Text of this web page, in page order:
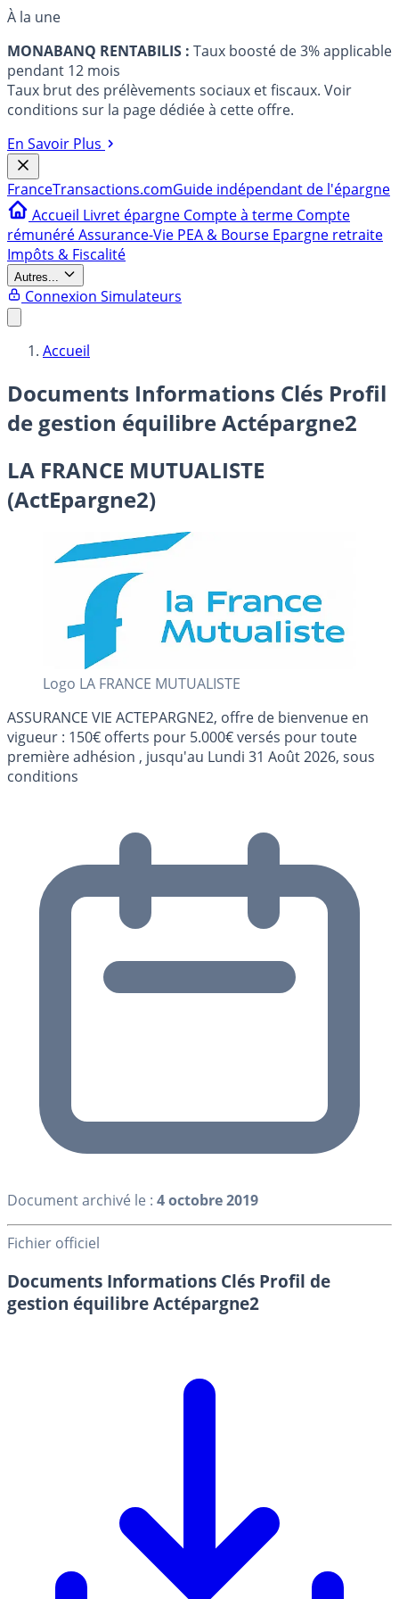
À la une
MONABANQ RENTABILIS : Taux boosté de 3% applicable
pendant 12 mois
Taux brut des prélèvements sociaux et fiscaux. Voir
conditions sur la page dédiée à cette offre.
En Savoir Plus
FranceTransactions.comGuide indépendant de l'épargne
Accueil Livret épargne Compte à terme Compte
rémunéréAssurance-Vie PEA & Bourse Epargne retraite
Impôts & Fiscalité
Autres...
Connexion Simulateurs
Accueil
Documents Informations Clés Profil
de gestion équilibre Actépargne2
LA FRANCE MUTUALISTE
(ActEpargne2)
Logo LA FRANCE MUTUALISTE
ASSURANCE VIE ACTEPARGNE2, offre de bienvenue en
vigueur : 150€ offerts pour 5.000€ versés pour toute
première adhésion , jusqu'au Lundi 31 Août 2026, sous
conditions
Document archivé le : 4 octobre 2019
Fichier officiel
Documents Informations Clés Profil de
gestion équilibre Actépargne2